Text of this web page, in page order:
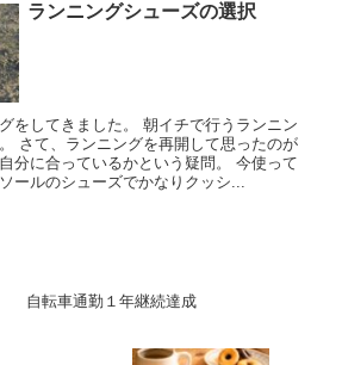
ランニングシューズの選択
をしてきました。 朝イチで行うランニン
さて、ランニングを再開して思ったのが
分に合っているかという疑問。 今使って
ールのシューズでかなりクッシ...
自転車通勤１年継続達成